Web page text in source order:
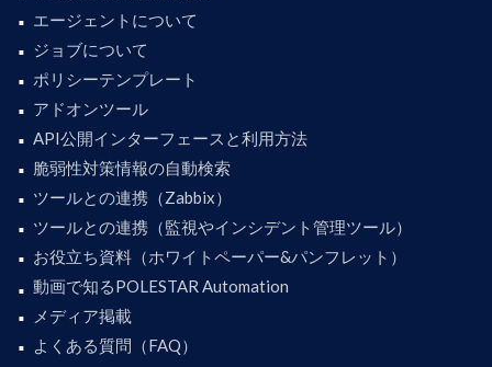
エージェントについて
ジョブについて
ポリシーテンプレート
アドオンツール
API公開インターフェースと利用方法
脆弱性対策情報の自動検索
ツールとの連携（Zabbix）
ツールとの連携（監視やインシデント管理ツール）
お役立ち資料（ホワイトペーパー&パンフレット）
動画で知るPOLESTAR Automation
メディア掲載
よくある質問（FAQ）